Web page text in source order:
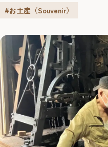
以上から鮮度の高い食材を
ます。 ふわっとした食感の2種類のスポンジに、とろける
チョコレートクリーム、...
#お土産（Souvenir）